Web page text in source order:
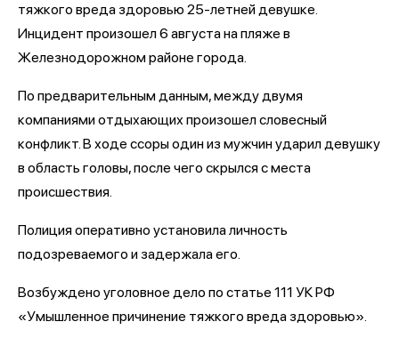
тяжкого вреда здоровью 25-летней девушке.
Инцидент произошел 6 августа на пляже в
Железнодорожном районе города.
По предварительным данным, между двумя
компаниями отдыхающих произошел словесный
конфликт. В ходе ссоры один из мужчин ударил девушку
в область головы, после чего скрылся с места
происшествия.
Полиция оперативно установила личность
подозреваемого и задержала его.
Возбуждено уголовное дело по статье 111 УК РФ
«Умышленное причинение тяжкого вреда здоровью».